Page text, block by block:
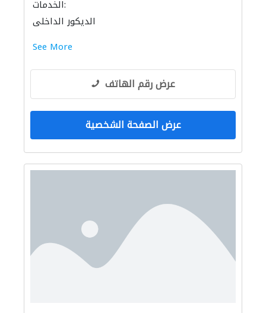
الخدمات:
الديكور الداخلي
See More
عرض رقم الهاتف
عرض الصفحة الشخصية